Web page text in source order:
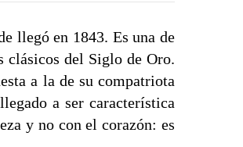
llegó en 1843. Es una de
clásicos del Siglo de Oro.
a la de su compatriota
a ser característica
y no con el corazón: es